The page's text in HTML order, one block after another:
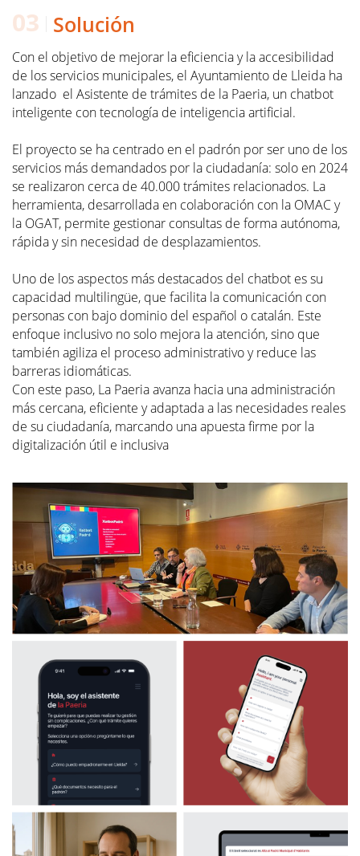
Solución
Con el objetivo de mejorar la eficiencia y la accesibilidad
de los servicios municipales, el Ayuntamiento de Lleida ha
lanzado  el Asistente de trámites de la Paeria, un chatbot
inteligente con tecnología de inteligencia artificial.
El proyecto se ha centrado en el padrón por ser uno de los
servicios más demandados por la ciudadanía: solo en 2024
se realizaron cerca de 40.000 trámites relacionados. La
herramienta, desarrollada en colaboración con la OMAC y
la OGAT, permite gestionar consultas de forma autónoma,
rápida y sin necesidad de desplazamientos.
Uno de los aspectos más destacados del chatbot es su
capacidad multilingüe, que facilita la comunicación con
personas con bajo dominio del español o catalán. Este
enfoque inclusivo no solo mejora la atención, sino que
también agiliza el proceso administrativo y reduce las
barreras idiomáticas.
Con este paso, La Paeria avanza hacia una administración
más cercana, eficiente y adaptada a las necesidades reales
de su ciudadanía, marcando una apuesta firme por la
digitalización útil e inclusiva